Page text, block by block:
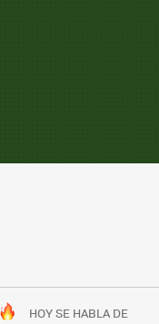
HOY SE HABLA DE